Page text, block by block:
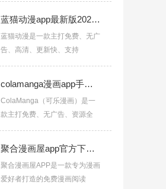
蓝猫动漫app最新版2026v1.2.0
蓝猫动漫是一款主打免费、无广
告、高清、更新快、支持
colamanga漫画app手机版下载v1.0
ColaManga（可乐漫画）是一
款主打免费、无广告、资源全
聚合漫画屋app官方下载安装手机版v1.0
聚合漫画屋APP是一款专为漫画
爱好者打造的免费漫画阅读